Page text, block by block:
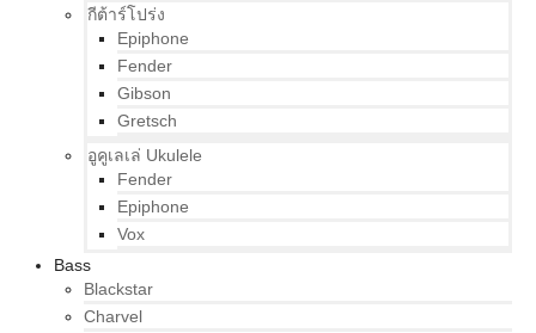
กีต้าร์โปร่ง
Epiphone
Fender
Gibson
Gretsch
อูคูเลเล่ Ukulele
Fender
Epiphone
Vox
Bass
Blackstar
Charvel